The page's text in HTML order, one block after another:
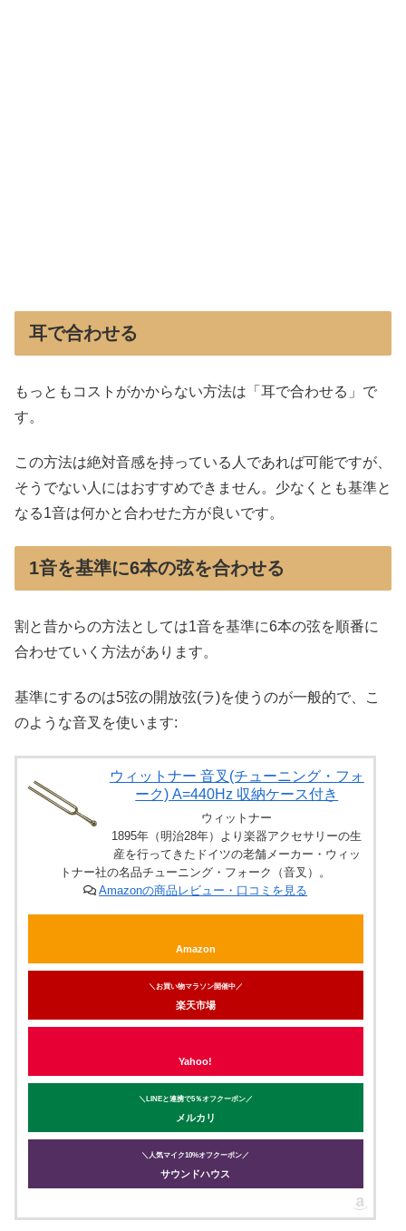
耳で合わせる
もっともコストがかからない方法は「耳で合わせる」で
す。
この方法は絶対音感を持っている人であれば可能ですが、
そうでない人にはおすすめできません。少なくとも基準と
なる1音は何かと合わせた方が良いです。
1音を基準に6本の弦を合わせる
割と昔からの方法としては1音を基準に6本の弦を順番に
合わせていく方法があります。
基準にするのは5弦の開放弦(ラ)を使うのが一般的で、こ
のような音叉を使います:
ウィットナー 音叉(チューニング・フォ
ーク) A=440Hz 収納ケース付き
ウィットナー
1895年（明治28年）より楽器アクセサリーの生
産を行ってきたドイツの老舗メーカー・ウィッ
トナー社の名品チューニング・フォーク（音叉）。
Amazonの商品レビュー・口コミを見る
Amazon
＼お買い物マラソン開催中／
楽天市場
Yahoo!
＼LINEと連携で5％オフクーポン／
メルカリ
＼人気マイク10%オフクーポン／
サウンドハウス